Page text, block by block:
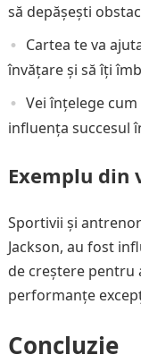
să depășești
Cartea te va
învățare și să îți
Vei înțelege
influența succesul
Exemplu din
Sportivii și
Jackson, au fost
de creștere pentru
performanțe
Concluzie